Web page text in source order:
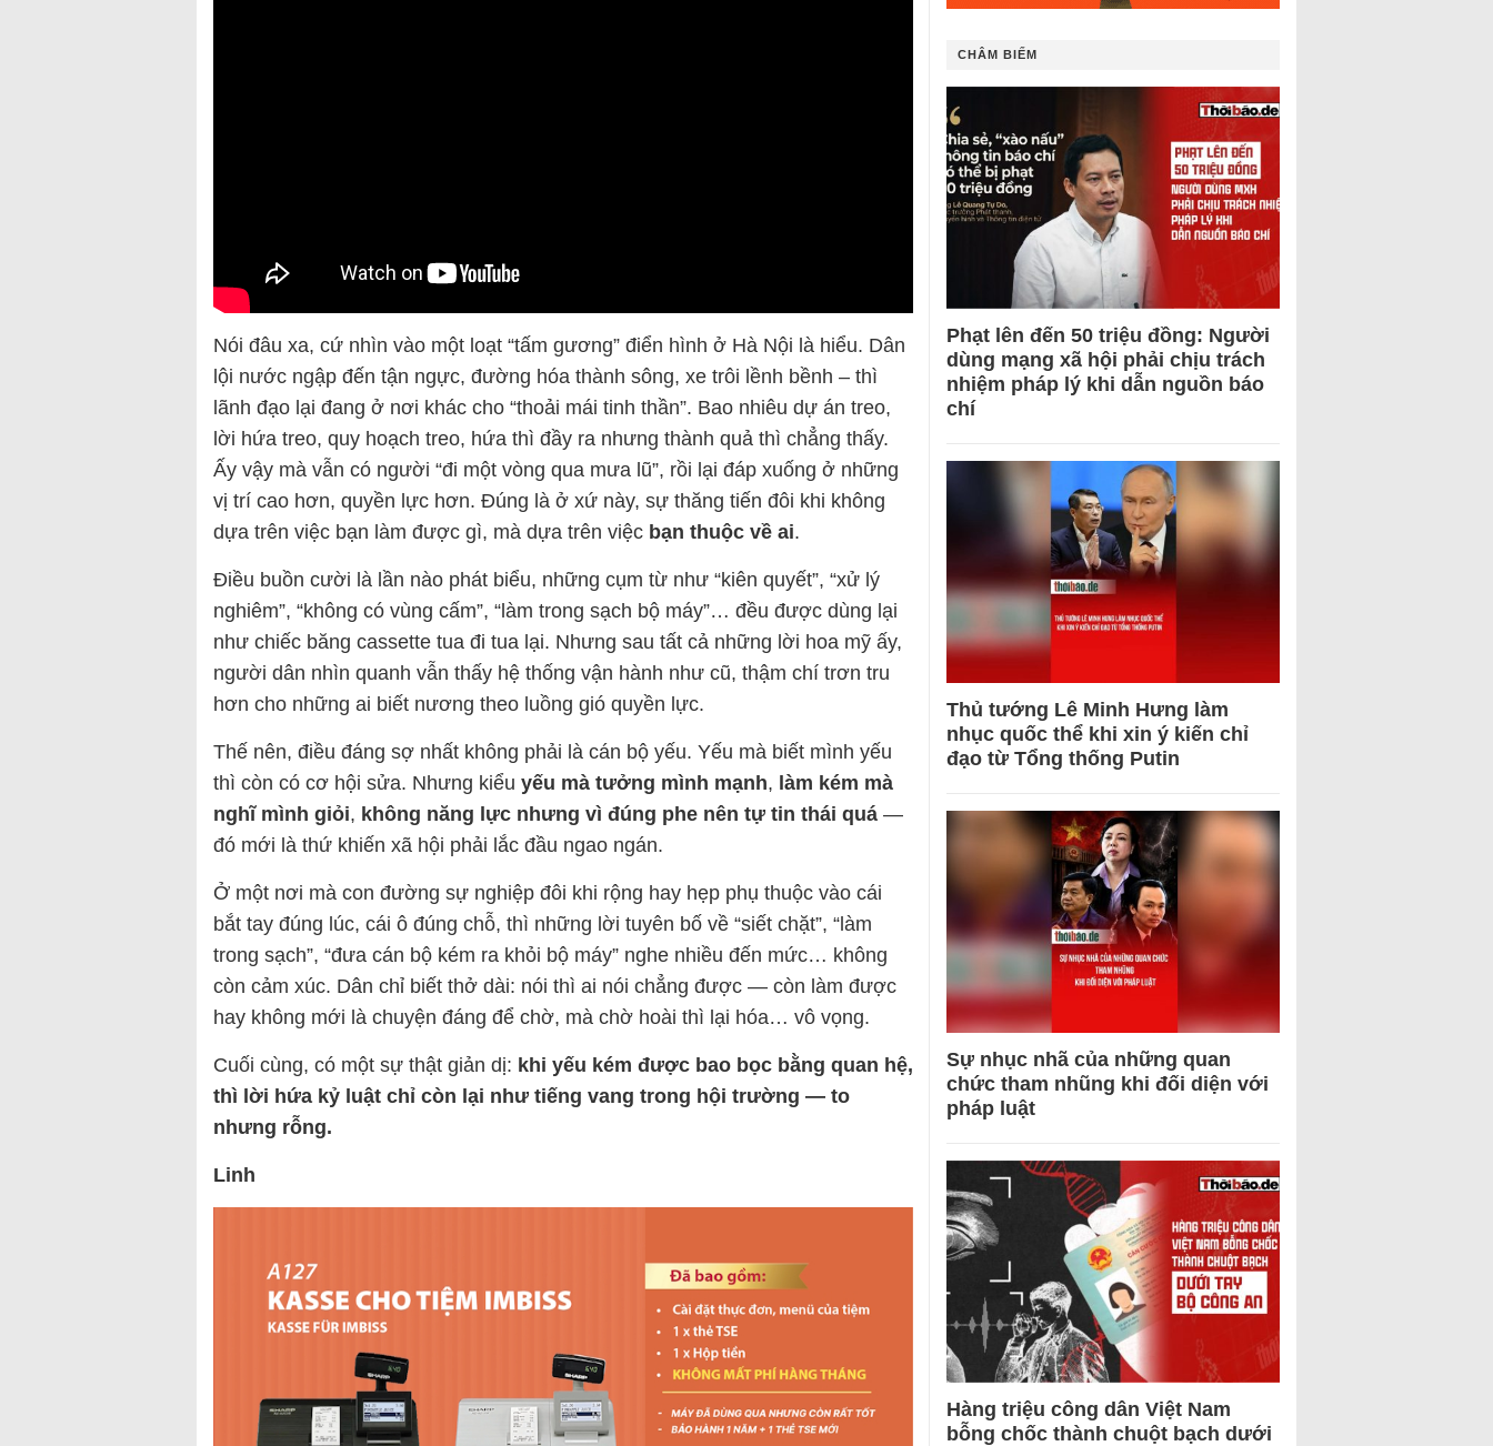
Nói đâu xa, cứ nhìn vào một loạt “tấm gương” điển hình ở Hà Nội là hiểu. Dân
lội nước ngập đến tận ngực, đường hóa thành sông, xe trôi lềnh bềnh – thì
lãnh đạo lại đang ở nơi khác cho “thoải mái tinh thần”. Bao nhiêu dự án treo,
lời hứa treo, quy hoạch treo, hứa thì đầy ra nhưng thành quả thì chẳng thấy.
Ấy vậy mà vẫn có người “đi một vòng qua mưa lũ”, rồi lại đáp xuống ở những
vị trí cao hơn, quyền lực hơn. Đúng là ở xứ này, sự thăng tiến đôi khi không
dựa trên việc bạn làm được gì, mà dựa trên việc bạn thuộc về ai.
Điều buồn cười là lần nào phát biểu, những cụm từ như “kiên quyết”, “xử lý
nghiêm”, “không có vùng cấm”, “làm trong sạch bộ máy”… đều được dùng lại
như chiếc băng cassette tua đi tua lại. Nhưng sau tất cả những lời hoa mỹ ấy,
người dân nhìn quanh vẫn thấy hệ thống vận hành như cũ, thậm chí trơn tru
hơn cho những ai biết nương theo luồng gió quyền lực.
Thế nên, điều đáng sợ nhất không phải là cán bộ yếu. Yếu mà biết mình yếu
thì còn có cơ hội sửa. Nhưng kiểu yếu mà tưởng mình mạnh, làm kém mà
nghĩ mình giỏi, không năng lực nhưng vì đúng phe nên tự tin thái quá —
đó mới là thứ khiến xã hội phải lắc đầu ngao ngán.
Ở một nơi mà con đường sự nghiệp đôi khi rộng hay hẹp phụ thuộc vào cái
bắt tay đúng lúc, cái ô đúng chỗ, thì những lời tuyên bố về “siết chặt”, “làm
trong sạch”, “đưa cán bộ kém ra khỏi bộ máy” nghe nhiều đến mức… không
còn cảm xúc. Dân chỉ biết thở dài: nói thì ai nói chẳng được — còn làm được
hay không mới là chuyện đáng để chờ, mà chờ hoài thì lại hóa… vô vọng.
Cuối cùng, có một sự thật giản dị: khi yếu kém được bao bọc bằng quan hệ,
thì lời hứa kỷ luật chỉ còn lại như tiếng vang trong hội trường — to
nhưng rỗng.
Linh
CHÂM BIẾM
Phạt lên đến 50 triệu đồng: Người
dùng mạng xã hội phải chịu trách
nhiệm pháp lý khi dẫn nguồn báo
chí
Thủ tướng Lê Minh Hưng làm
nhục quốc thể khi xin ý kiến chỉ
đạo từ Tổng thống Putin
Sự nhục nhã của những quan
chức tham nhũng khi đối diện với
pháp luật
Hàng triệu công dân Việt Nam
bỗng chốc thành chuột bạch dưới